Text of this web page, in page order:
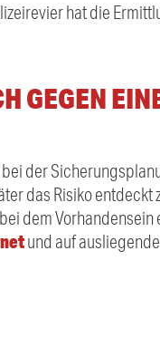
hat die
GEGEN
der
das Risiko
dem
und auf